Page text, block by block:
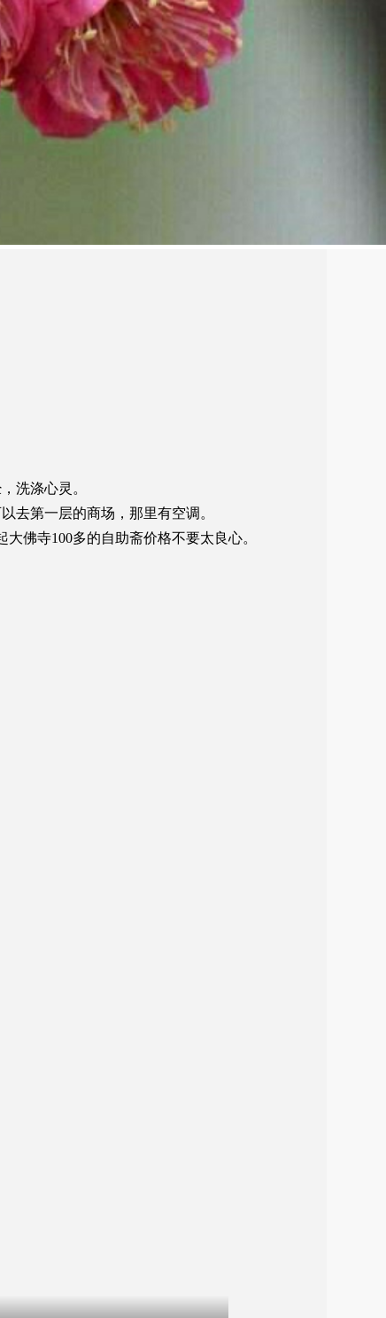
洗涤心灵。
去第一层的商场，那里有空调。
佛寺100多的自助斋价格不要太良心。